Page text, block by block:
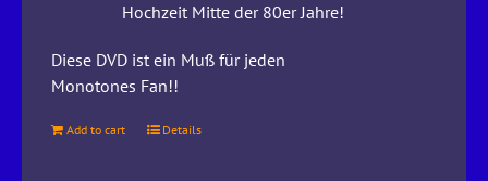
Hochzeit Mitte der 80er Jahre!
Diese DVD ist ein Muß für jeden
Monotones Fan!!
Add to cart Details